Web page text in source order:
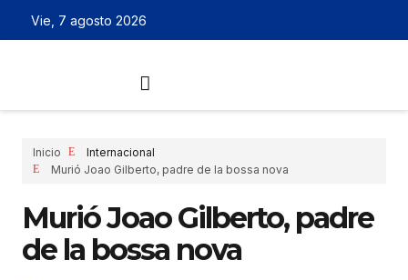
Vie, 7 agosto 2026
Inicio
Internacional
Murió Joao Gilberto, padre de la bossa nova
Murió Joao Gilberto, padre
de la bossa nova